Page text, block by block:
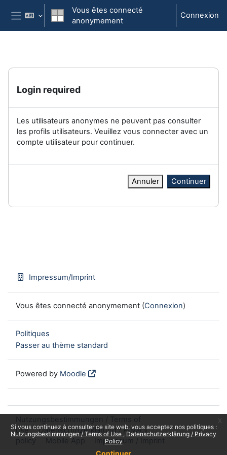
Passer au contenu principal
Si vous continuez à consulter ce site web, vous acceptez nos politiques :
Nutzungsbestimmungen / Terms of Use
Datenschutzerklärung / Privacy
Policy
Continuer
Panneau latéral
Vous êtes connecté
anonymement
Connexion
Login required
Les utilisateurs anonymes ne peuvent pas consulter
les profils utilisateurs. Veuillez vous connecter avec un
compte utilisateur pour continuer.
Annuler Continuer
Impressum/Imprint
Vous êtes connecté anonymement (Connexion)
Politiques
Passer au thème standard
Powered by Moodle
use
Datenschutzerklärung / Privacy
policy
Mobile App Impressum / Imprint